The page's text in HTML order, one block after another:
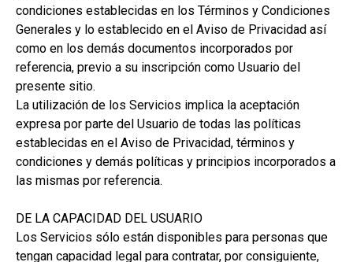
condiciones establecidas en los Términos y Condiciones
Generales y lo establecido en el Aviso de Privacidad así
como en los demás documentos incorporados por
referencia, previo a su inscripción como Usuario del
presente sitio.
La utilización de los Servicios implica la aceptación
expresa por parte del Usuario de todas las políticas
establecidas en el Aviso de Privacidad, términos y
condiciones y demás políticas y principios incorporados a
las mismas por referencia.
DE LA CAPACIDAD DEL USUARIO
Los Servicios sólo están disponibles para personas que
tengan capacidad legal para contratar, por consiguiente,